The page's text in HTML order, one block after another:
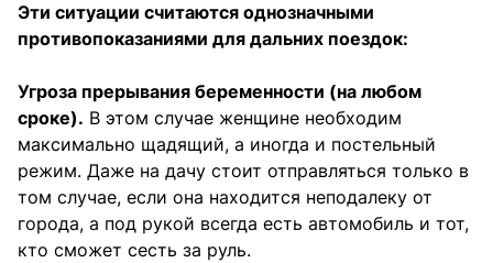
Эти ситуации считаются однозначными
противопоказаниями для дальних поездок:
Угроза прерывания беременности (на любом
сроке). В этом случае женщине необходим
максимально щадящий, а иногда и постельный
режим. Даже на дачу стоит отправляться только в
том случае, если она находится неподалеку от
города, а под рукой всегда есть автомобиль и тот,
кто сможет сесть за руль.